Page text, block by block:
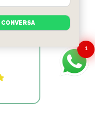
Mansur
1
CONVERSA